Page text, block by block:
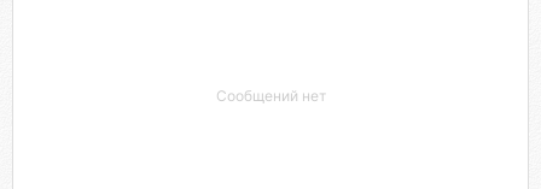
Сообщений нет